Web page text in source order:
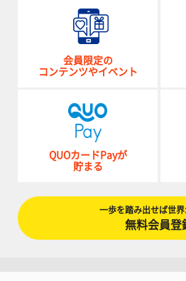
会員限定の
コンテンツやイベント
QUOカードPayが
貯まる
一歩を踏み出せば世界
無料会員登